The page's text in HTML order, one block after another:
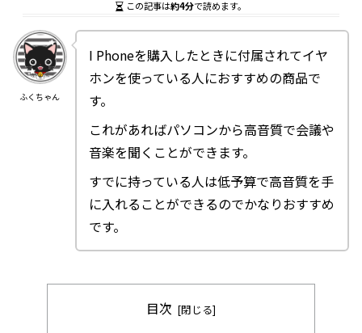
この記事は約4分で読めます。
ふくちゃん
I Phoneを購入したときに付属されてイヤ
ホンを使っている人におすすめの商品で
す。
これがあればパソコンから高音質で会議や
音楽を聞くことができます。
すでに持っている人は低予算で高音質を手
に入れることができるのでかなりおすすめ
です。
目次